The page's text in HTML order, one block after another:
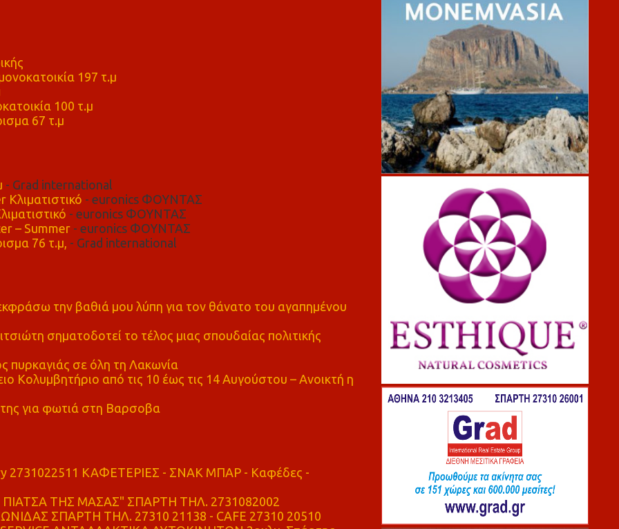
197 τ.μ
100 τ.μ
67 τ.μ
- Grad international
- euronics ΦΟΥΝΤΑΣ
- euronics ΦΟΥΝΤΑΣ
– Summer- euronics ΦΟΥΝΤΑΣ
76 τ.μ, - Grad international
την βαθιά μου λύπη για τον θάνατο του αγαπημένου
σηματοδοτεί το τέλος μιας σπουδαίας πολιτικής
πυρκαγιάς σε όλη τη Λακωνία
Κολυμβητήριο από τις 10 έως τις 14 Αυγούστου – Ανοικτή η
για φωτιά στη Βαρσοβα
2731022511 ΚΑΦΕΤΕΡΙΕΣ - ΣΝΑΚ ΜΠΑΡ - Καφέδες -
ΤΗΣ ΜΑΣΑΣ" ΣΠΑΡΤΗ ΤΗΛ. 2731082002
ΣΠΑΡΤΗ ΤΗΛ. 27310 21138 - CAFE 27310 20510